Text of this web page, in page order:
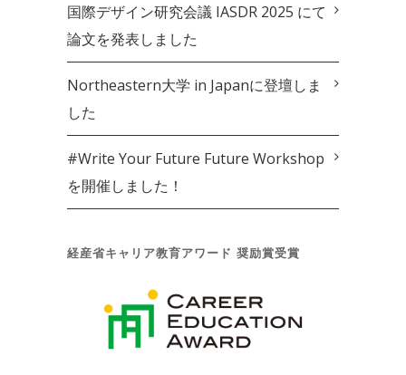
国際デザイン研究会議 IASDR 2025 にて
論文を発表しました
Northeastern大学 in Japanに登壇しま
した
#Write Your Future Future Workshop
を開催しました！
経産省キャリア教育アワード 奨励賞受賞